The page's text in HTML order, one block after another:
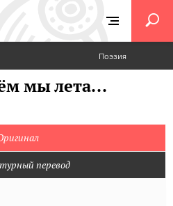
Поэзия
мы лета...
перевод